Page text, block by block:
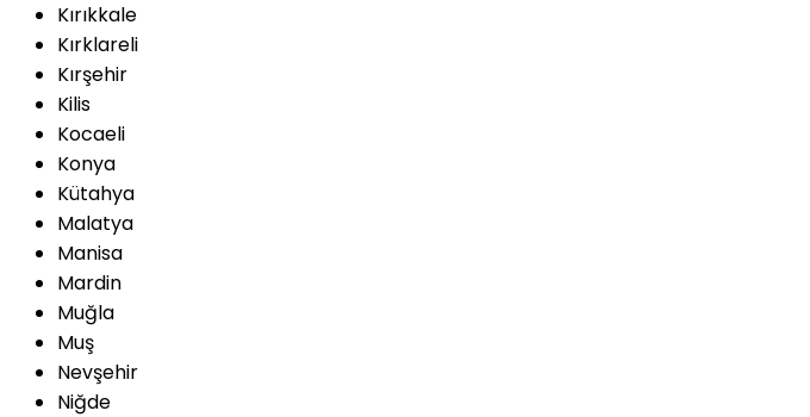
Kırıkkale
Kırklareli
Kırşehir
Kilis
Kocaeli
Konya
Kütahya
Malatya
Manisa
Mardin
Muğla
Muş
Nevşehir
Niğde